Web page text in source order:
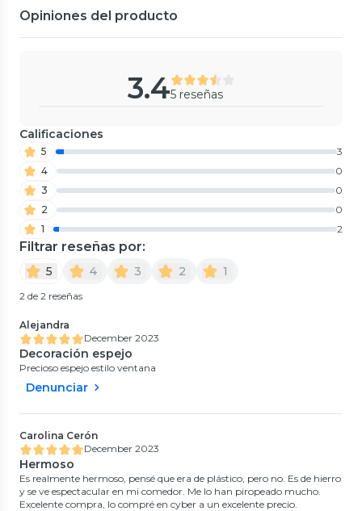
Opiniones del producto
3.45 reseñas
Calificaciones
5
3
4
0
3
0
2
0
1
2
Filtrar reseñas por:
5 4 3 2 1
2 de 2 reseñas
Alejandra
December 2023
Decoración espejo
Precioso espejo estilo ventana
Denunciar
Carolina Cerón
December 2023
Hermoso
Es realmente hermoso, pensé que era de plástico, pero no. Es de hierro
y se ve espectacular en mi comedor. Me lo han piropeado mucho.
Excelente compra, lo compré en cyber a un excelente precio.